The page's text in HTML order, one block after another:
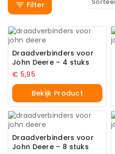
Filter
Draadverbinders voor
John Deere – 4 stuks
€ 5,95
Bekijk Product
Draadverbinders voor
John Deere – 8 stuks